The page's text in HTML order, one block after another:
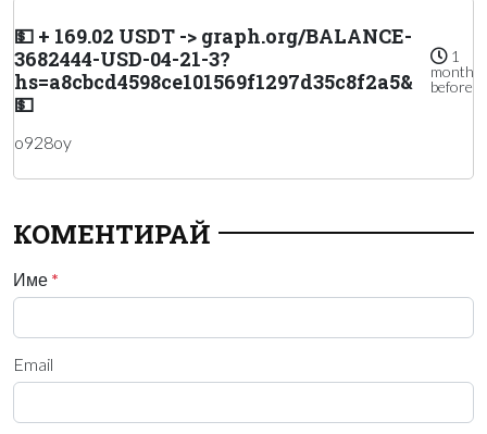
💵 + 169.02 USDT -> graph.org/BALANCE-
3682444-USD-04-21-3?
hs=a8cbcd4598ce101569f1297d35c8f2a5&
💵
1
month
before
o928oy
КОМЕНТИРАЙ
Име *
Email